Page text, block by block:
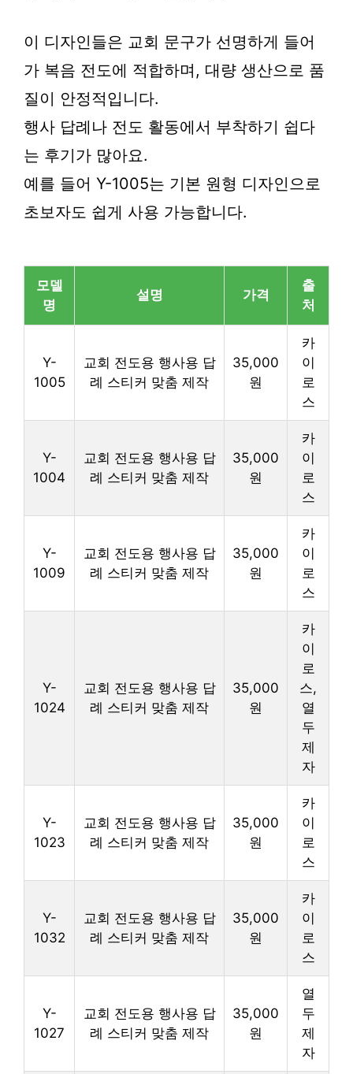
이 디자인들은 교회 문구가 선명하게 들어
가 복음 전도에 적합하며, 대량 생산으로 품
질이 안정적입니다.
행사 답례나 전도 활동에서 부착하기 쉽다
는 후기가 많아요.
예를 들어 Y-1005는 기본 원형 디자인으로
초보자도 쉽게 사용 가능합니다.
모델
명
설명 가격
출
처
Y-
1005
교회 전도용 행사용 답
례 스티커 맞춤 제작
35,000
원
카
이
로
스
Y-
1004
교회 전도용 행사용 답
례 스티커 맞춤 제작
35,000
원
카
이
로
스
Y-
1009
교회 전도용 행사용 답
례 스티커 맞춤 제작
35,000
원
카
이
로
스
Y-
1024
교회 전도용 행사용 답
례 스티커 맞춤 제작
35,000
원
카
이
로
스,
열
두
제
자
Y-
1023
교회 전도용 행사용 답
례 스티커 맞춤 제작
35,000
원
카
이
로
스
Y-
1032
교회 전도용 행사용 답
례 스티커 맞춤 제작
35,000
원
카
이
로
스
Y-
1027
교회 전도용 행사용 답
례 스티커 맞춤 제작
35,000
원
열
두
제
자